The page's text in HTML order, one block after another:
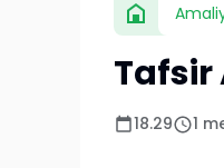
Tafsir
18.29 1